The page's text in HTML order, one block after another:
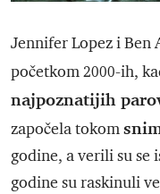
Jennifer Lopez i
početkom 2000-ih,
najpoznatijih
započela tokom
godine, a verili su se
godine su raskinuli